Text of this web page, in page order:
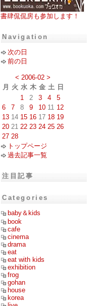
書肆侃侃房も参加します！
Navigation
次の日
前の日
< 2006-02 >
月
火 水 木 金 土 日
1
2 3 4
5
6
7 8 9 10 11 12
13 14 15 16 17 18 19
20 21 22 23 24 25 26
27 28
トップページ
過去記事一覧
注目記事
Categories
baby＆kids
book
cafe
cinema
drama
eat
eat with kids
exhibition
frog
gohan
house
korea